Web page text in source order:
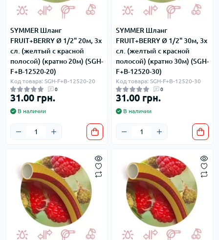
SYMMER Шланг
FRUIT+BERRY Ø 1/2" 20м, 3х
сл. (желтый с красной
полосой) (кратно 20м) (SGH-
F+B-12520-20)
Код товара: SGH-F+B-12520-20
0
31.00 грн.
В наличии
SYMMER Шланг
FRUIT+BERRY Ø 1/2" 30м, 3х
сл. (желтый с красной
полосой) (кратно 30м) (SGH-
F+B-12520-30)
Код товара: SGH-F+B-12520-30
0
31.00 грн.
В наличии